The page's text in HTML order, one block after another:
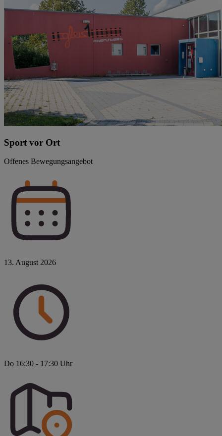
Sport vor Ort
Offenes Bewegungsangebot
13. August 2026
Do 16:30 - 17:30 Uhr